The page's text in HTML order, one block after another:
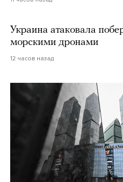
Украина атаковала
морскими дронами
12 часов назад